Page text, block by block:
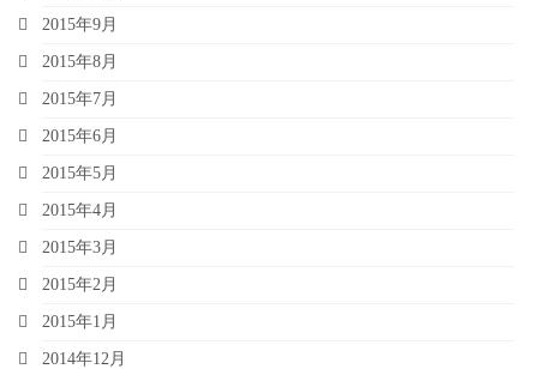
2015年9月
2015年8月
2015年7月
2015年6月
2015年5月
2015年4月
2015年3月
2015年2月
2015年1月
2014年12月